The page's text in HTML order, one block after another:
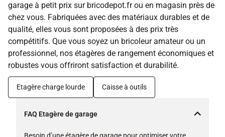
garage à petit prix sur bricodepot.fr ou en magasin près de
chez vous. Fabriquées avec des matériaux durables et de
qualité, elles vous sont proposées à des prix très
compétitifs. Que vous soyez un bricoleur amateur ou un
professionnel, nos étagères de rangement économiques et
robustes vous offriront satisfaction et durabilité.
Etagère charge lourde Caisse à outils
FAQ Etagère de garage